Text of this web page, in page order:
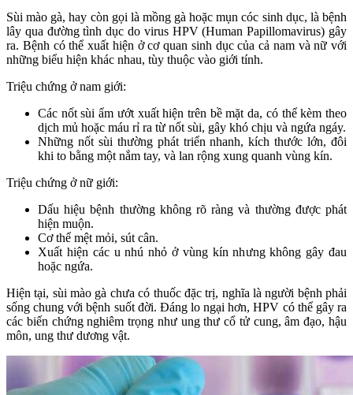
Sùi mào gà, hay còn gọi là mồng gà hoặc mụn cóc sinh dục, là bệnh
lây qua đường tình dục do virus HPV (Human Papillomavirus) gây
ra. Bệnh có thể xuất hiện ở cơ quan sinh dục của cả nam và nữ với
những biểu hiện khác nhau, tùy thuộc vào giới tính.
Triệu chứng ở nam giới:
Các nốt sùi ẩm ướt xuất hiện trên bề mặt da, có thể kèm theo
dịch mủ hoặc máu rỉ ra từ nốt sùi, gây khó chịu và ngứa ngáy.
Những nốt sùi thường phát triển nhanh, kích thước lớn, đôi
khi to bằng một nắm tay, và lan rộng xung quanh vùng kín.
Triệu chứng ở nữ giới:
Dấu hiệu bệnh thường không rõ ràng và thường được phát
hiện muộn.
Cơ thể mệt mỏi, sút cân.
Xuất hiện các u nhú nhỏ ở vùng kín nhưng không gây đau
hoặc ngứa.
Hiện tại, sùi mào gà chưa có thuốc đặc trị, nghĩa là người bệnh phải
sống chung với bệnh suốt đời. Đáng lo ngại hơn, HPV có thể gây ra
các biến chứng nghiêm trọng như ung thư cổ tử cung, âm đạo, hậu
môn, ung thư dương vật.